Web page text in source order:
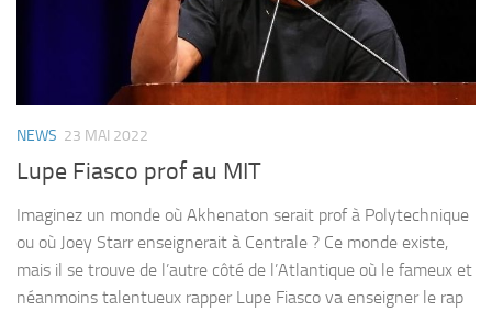
NEWS 23 MAI 2022
Lupe Fiasco prof au MIT
Imaginez un monde où Akhenaton serait prof à Polytechnique
ou où Joey Starr enseignerait à Centrale ? Ce monde existe,
mais il se trouve de l’autre côté de l’Atlantique où le fameux et
néanmoins talentueux rapper Lupe Fiasco va enseigner le rap